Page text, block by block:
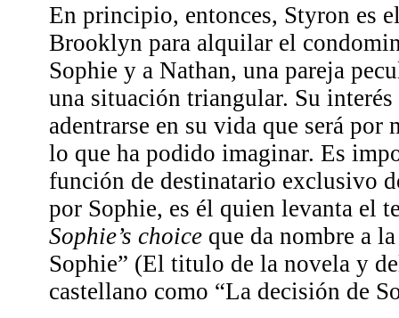
En principio, entonces, Styron es
Brooklyn para alquilar el
Sophie y a Nathan, una pareja
una situación triangular. Su
adentrarse en su vida que será por
lo que ha podido imaginar. Es
función de destinatario exclusivo
por Sophie, es él quien levanta el
Sophie’s choice que da nombre a
Sophie” (El titulo de la novela y
castellano como “La decisión de